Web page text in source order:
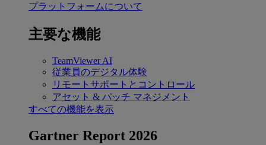
プラットフォームについて
主要な機能
TeamViewer AI
従業員のデジタル体験
リモートサポートとコントロール
アセット & パッチ マネジメント
すべての機能を表示
Gartner Report 2026